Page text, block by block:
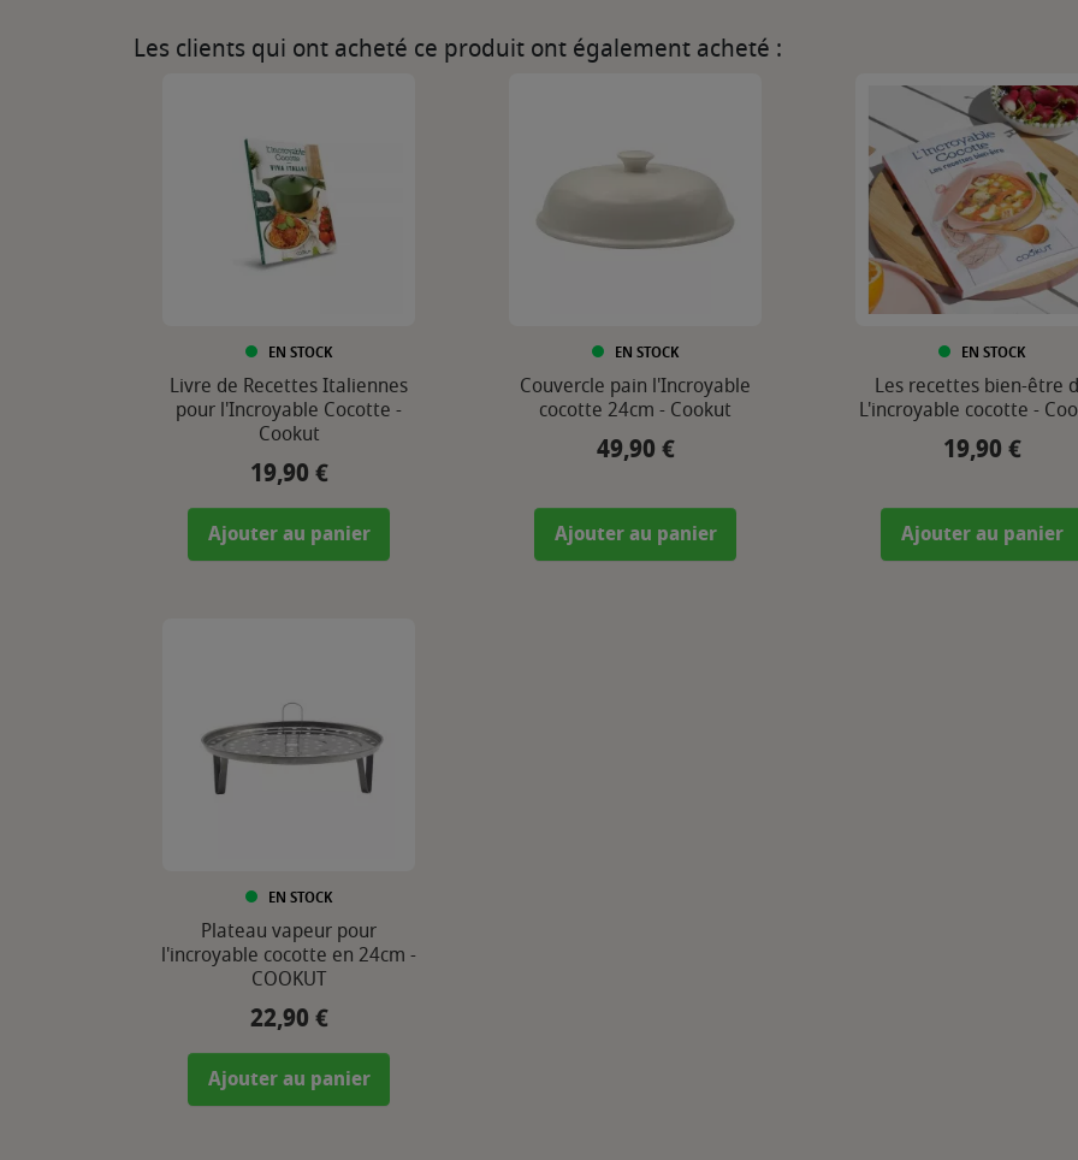
Les clients qui ont acheté ce produit ont également acheté :
EN STOCK
Livre de Recettes Italiennes
pour l'Incroyable Cocotte -
Cookut
Prix
19,90 €
Ajouter au panier
EN STOCK
Couvercle pain l'Incroyable
cocotte 24cm - Cookut
Prix
49,90 €
Ajouter au panier
EN STOCK
Les recettes bien-être
L'incroyable cocotte -
Prix
19,90 €
Ajouter au panier
EN STOCK
Plateau vapeur pour
l'incroyable cocotte en 24cm -
COOKUT
Prix
22,90 €
Ajouter au panier